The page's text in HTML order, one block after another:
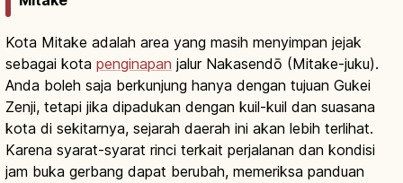
Kota Mitake adalah area yang masih menyimpan jejak
sebagai kota penginapan jalur Nakasendō (Mitake-juku).
Anda boleh saja berkunjung hanya dengan tujuan Gukei
Zenji, tetapi jika dipadukan dengan kuil-kuil dan suasana
kota di sekitarnya, sejarah daerah ini akan lebih terlihat.
Karena syarat-syarat rinci terkait perjalanan dan kondisi
jam buka gerbang dapat berubah, memeriksa panduan